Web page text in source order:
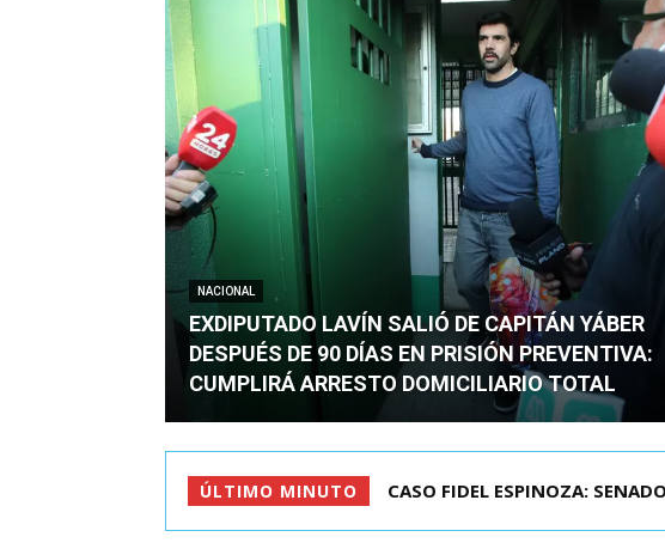
NACIONAL
EXDIPUTADO LAVÍN SALIÓ DE CAPITÁN YÁBER
DESPUÉS DE 90 DÍAS EN PRISIÓN PREVENTIVA:
CUMPLIRÁ ARRESTO DOMICILIARIO TOTAL
ÚLTIMO MINUTO TC ADMITE A TRÁMITE Y